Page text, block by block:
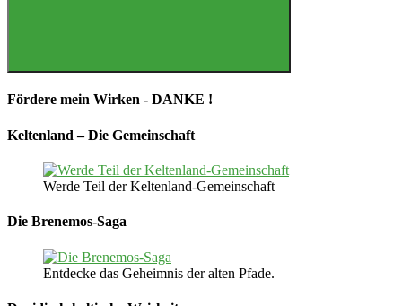
Suchen
Fördere mein Wirken - DANKE !
Keltenland – Die Gemeinschaft
Werde Teil der Keltenland-Gemeinschaft
Die Brenemos-Saga
Entdecke das Geheimnis der alten Pfade.